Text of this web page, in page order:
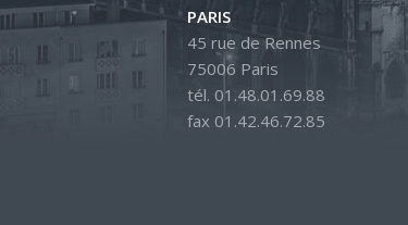
PARIS
45 rue de Rennes
75006 Paris
tél. 01.48.01.69.88
fax 01.42.46.72.85